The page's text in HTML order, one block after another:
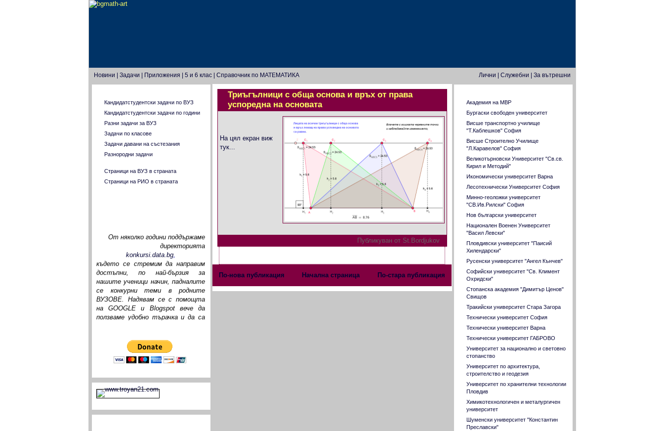
Новини Задачи Приложения 5 и 6 клас| Справочник по МАТЕМАТИКА Лични Служебни За вътрешни
Кандидатстудентски задачи по ВУЗ
Кандидатстудентски задачи по години
Разни задачи за ВУЗ
Задачи по класове
Задачи давани на състезания
Разнородни задачи
Страници на ВУЗ в страната
Страници на РИО в страната
От няколко години поддържаме
директорията
konkursi.data.bg
където се стремим да направим
достъпни, по най-бързия за
нашите ученици начин, падналите
се конкурни теми в родните
ВУЗОВЕ. Надявам се с помощта
на GOOGLE и Blogspot вече да
ползваме удобно търачка и да са
изминалото време много деца от
цялата страна преминаха през
файловете ни и доста от тях ни
според компетентността си
отговорихме. Дано с нашия
ентусиазъм и вашите коментари
училищната ни математика!
Триъгълници с обща основа и връх от права
успоредна на основата
На цял екран виж
тук...
Публикуван от St.Bordjukov
По-нова публикация По-стара публикация
Начална страница
Академия на МВР
Бургаски свободен университет
Висше транспортно училище
"Т.Каблешков" София
Висше Строително Училище
"Л.Каравелов" София
Великотърновски Университет "Св.св.
Кирил и Методий"
Икономически университет Варна
Лесотехнически Университет София
Минно-геоложки университет
"СВ.Ив.Рилски" София
Нов български университет
Национален Военен Университет
"Васил Левски"
Пловдивски университет "Паисий
Хилендарски"
Русенски университет "Ангел Кънчев"
Софийски университет "Св. Климент
Охридски"
Стопанска академия "Димитър Ценов"
Свищов
Тракийски университет Стара Загора
Технически университет София
Технически университет Варна
Технически университет ГАБРОВО
Университет за национално и световно
стопанство
Университет по архитектура,
строителство и геодезия
Университет по хранителни технологии
Пловдив
Химикотехнологичен и металургичен
университет
Шуменски университет "Константин
Преславски"